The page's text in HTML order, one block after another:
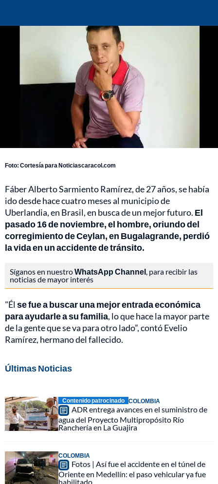
Foto: Cortesía para Noticiascaracol.com
Fáber Alberto Sarmiento Ramírez, de 27 años, se había
ido desde hace cuatro meses al municipio de
Uberlandia, en Brasil, en busca de un mejor futuro. El
pasado 16 de noviembre, el hombre, oriundo del
corregimiento de Ceylan, en Bugalagrande, perdió
la vida en un accidente de tránsito.
Síganos en nuestroWhatsApp Channel, para recibir las
noticias de mayor interés
"Élse fue a buscar una mejor entrada económica
para ayudarle a su familia, lo que hace la mayor parte
de la gente que se va para otro lado”, contó Evelio
Ramírez, hermano del fallecido.
Últimas Noticias
Contenido patrocinado COLOMBIA
ADR entrega avances en el suministro de
agua del Proyecto Multipropósito Río
Ranchería en La Guajira
COLOMBIA
Fotos | Así fue el accidente en el túnel de
Oriente en Medellín: el paso vehicular ya fue
habilitado